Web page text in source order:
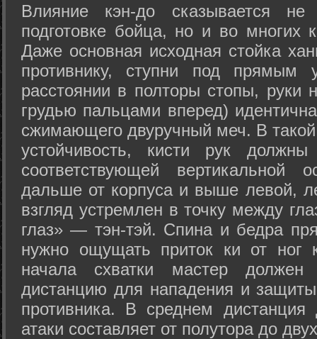
Влияние кэн-до сказывается не
подготовке бойца, но и во многих
Даже основная исходная стойка
противнику, ступни под прямым
расстоянии в полторы стопы, руки
грудью пальцами вперед)
сжимающего двуручный меч. В
устойчивость, кисти рук
соответствующей
дальше от корпуса и выше левой,
взгляд устремлен в точку между
глаз» — тэн-тэй. Спина и бедра
нужно ощущать приток ки от
начала схватки мастер должен
дистанцию для нападения и
противника. В среднем
атаки составляет от полутора до